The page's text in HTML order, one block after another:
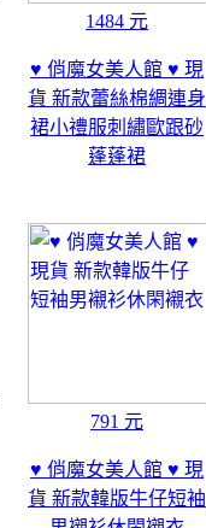
1484 元
♥ 俏魔女美人館 ♥ 現
貨 新款蕾絲棉綢連身
裙小禮服刺繡歐跟砂
蓬蓬裙
791 元
♥ 俏魔女美人館 ♥ 現
貨 新款韓版牛仔短袖